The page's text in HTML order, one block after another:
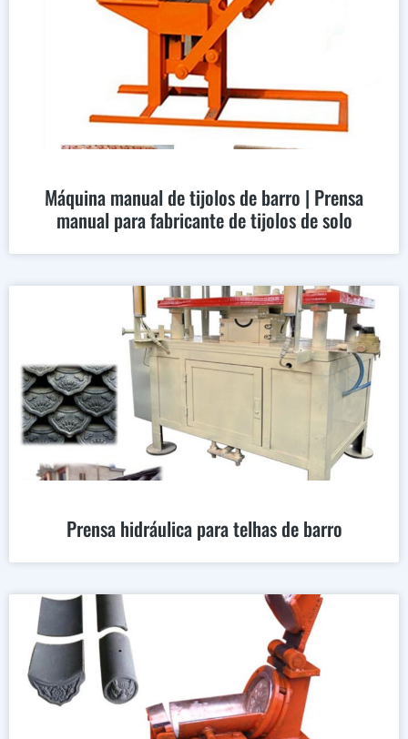
Máquina manual de tijolos de barro | Prensa
manual para fabricante de tijolos de solo
Prensa hidráulica para telhas de barro